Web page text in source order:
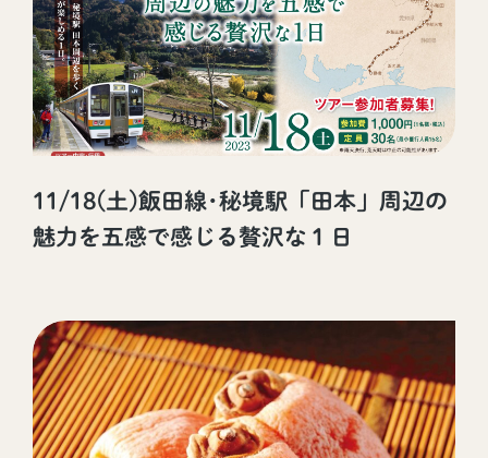
11/18(土)飯田線･秘境駅「田本」周辺の
魅力を五感で感じる贅沢な１日